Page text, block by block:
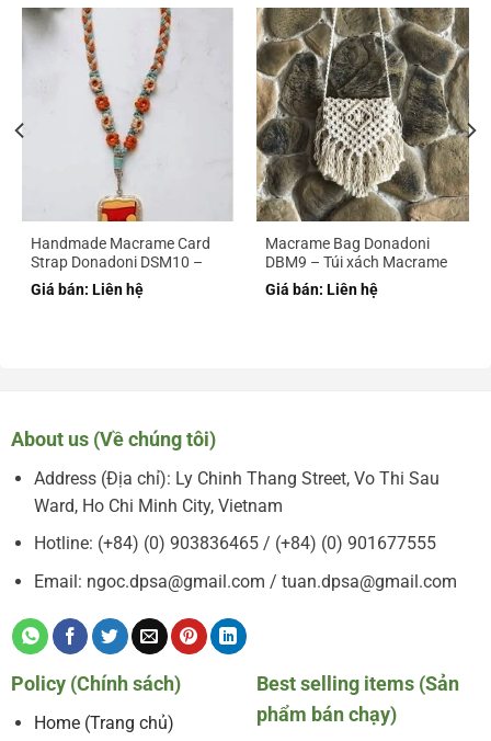
Handmade Macrame Card
Strap Donadoni DSM10 –
Dây đeo thẻ Macrame
Handmade Donadoni
Giá bán: Liên hệ
Macrame Bag Donadoni
DBM9 – Túi xách Macrame
Donadoni DBM9
Giá bán: Liên hệ
About us (Về chúng tôi)
Address (Địa chỉ): Ly Chinh Thang Street, Vo Thi Sau
Ward, Ho Chi Minh City, Vietnam
Hotline: (+84) (0) 903836465 / (+84) (0) 901677555
Email: ngoc.dpsa@gmail.com / tuan.dpsa@gmail.com
Policy (Chính sách)
Home (Trang chủ)
Best selling items (Sản
phẩm bán chạy)